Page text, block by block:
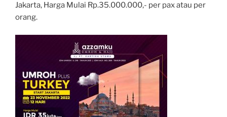
Jakarta, Harga Mulai Rp.35.000.000,- per pax atau per
orang.